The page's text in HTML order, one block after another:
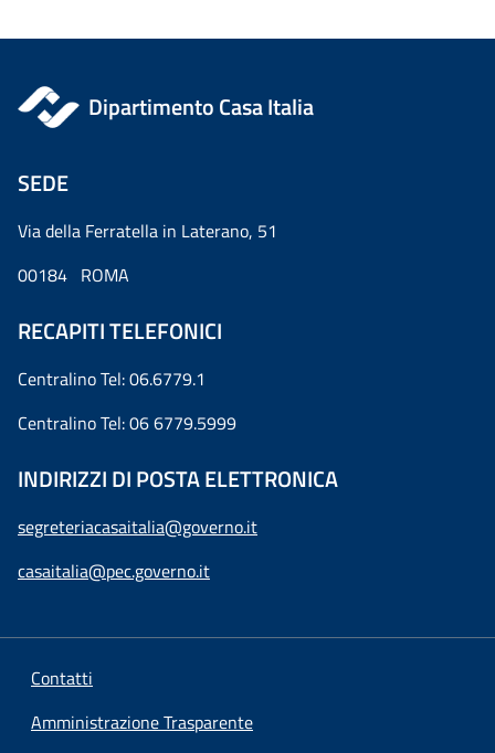
Dipartimento Casa Italia
SEDE
Via della Ferratella in Laterano, 51
00184 ROMA
RECAPITI TELEFONICI
Centralino Tel: 06.6779.1
Centralino Tel: 06 6779.5999
INDIRIZZI DI POSTA ELETTRONICA
segreteriacasaitalia@governo.it
casaitalia@pec.governo.it
Contatti
Amministrazione Trasparente